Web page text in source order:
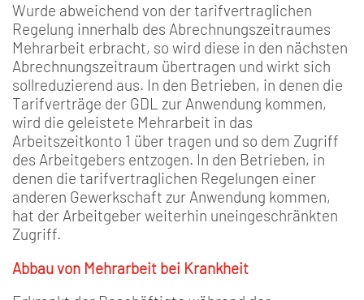
Wurde abweichend von der tarifvertraglichen
Regelung in­nerhalb des Abrechnungszeit­raumes
Mehrarbeit erbracht, so wird diese in den nächsten
Abrechnungszeitraum übertra­gen und wirkt sich
sollreduzie­rend aus. In den Betrieben, in denen die
Tarifverträge der GDL zur Anwendung kommen,
wird die geleistete Mehrarbeit in das
Arbeitszeitkonto 1 über­ tragen und so dem Zugriff
des Arbeitgebers entzogen. In den Betrieben, in
denen die tarif­vertraglichen Regelungen einer
anderen Gewerkschaft zur An­wendung kommen,
hat der Ar­beitgeber weiterhin uneingeschränkten
Zugriff.
Abbau von Mehrarbeit bei Krankheit